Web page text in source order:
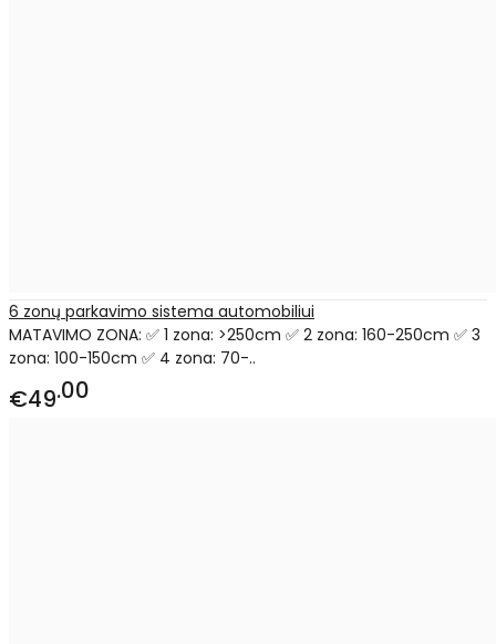
6 zonų parkavimo sistema automobiliui
MATAVIMO ZONA: ✅ 1 zona: >250cm ✅ 2 zona: 160-250cm ✅ 3
zona: 100-150cm ✅ 4 zona: 70-..
€49 00